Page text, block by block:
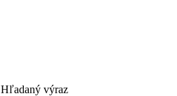
Hľadaný výraz